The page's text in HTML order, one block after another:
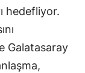
hedefliyor.
Galatasaray